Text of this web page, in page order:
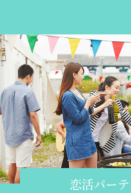
恋活パー